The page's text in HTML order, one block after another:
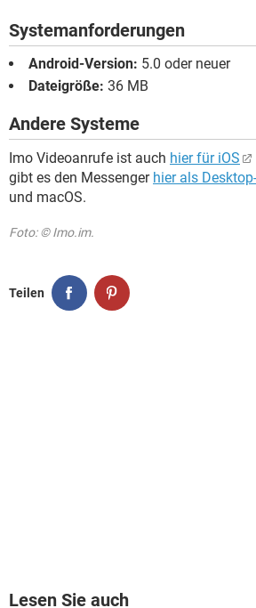
Systemanforderungen
Android-Version: 5.0 oder neuer
Dateigröße: 36 MB
Andere Systeme
Imo Videoanrufe ist auch hier für iOS
gibt es den Messenger hier als
und macOS.
Foto: © Imo.im.
Teilen
Lesen Sie auch